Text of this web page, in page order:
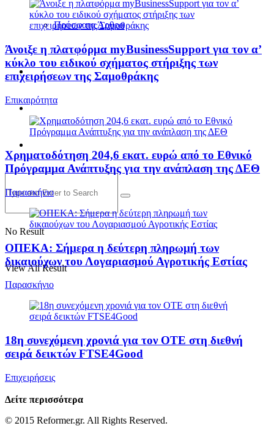
Πρόσφατα Άρθρα
No Result
View All Result
Άνοιξε η πλατφόρμα myBusinessSupport για τον α’
κύκλο του ειδικού σχήματος στήριξης των
επιχειρήσεων της Σαμοθράκης
Επικαιρότητα
Χρηματοδότηση 204,6 εκατ. ευρώ από το Εθνικό
Πρόγραμμα Ανάπτυξης για την ανάπλαση της ΔΕΘ
Παρασκήνιο
ΟΠΕΚΑ: Σήμερα η δεύτερη πληρωμή των
δικαιούχων του Λογαριασμού Αγροτικής Εστίας
Παρασκήνιο
18η συνεχόμενη χρονιά για τον ΟΤΕ στη διεθνή
σειρά δεικτών FTSE4Good
Επιχειρήσεις
Δείτε περισσότερα
© 2015 Reformer.gr. All Rights Reserved.